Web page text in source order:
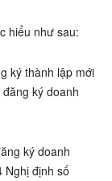
hiểu như sau:
ký thành lập mới
ký doanh
ký doanh
Nghị định số